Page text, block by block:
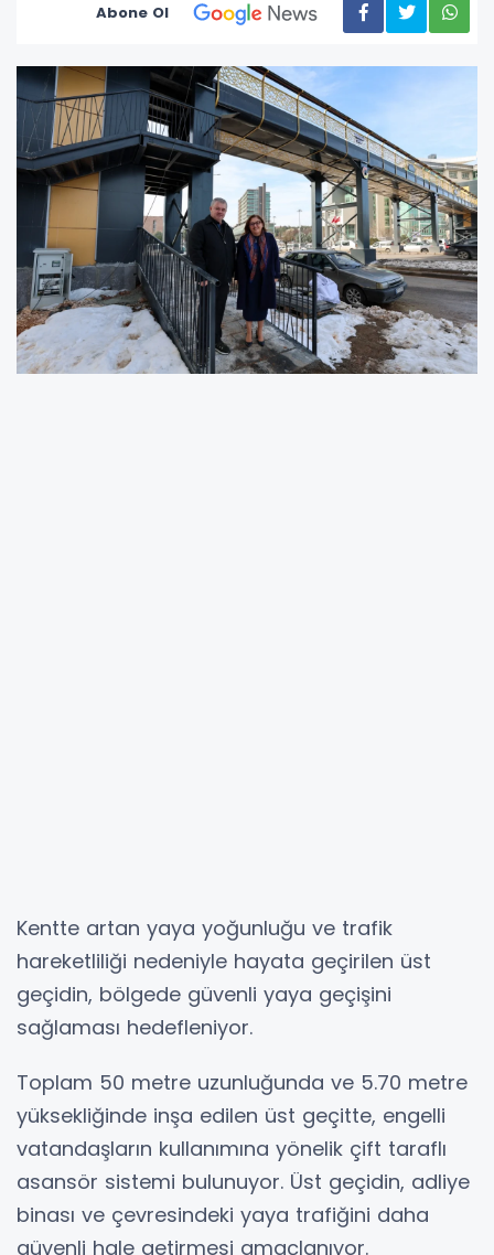
Abone Ol
Kentte artan yaya yoğunluğu ve trafik
hareketliliği nedeniyle hayata geçirilen üst
geçidin, bölgede güvenli yaya geçişini
sağlaması hedefleniyor.
Toplam 50 metre uzunluğunda ve 5.70 metre
yüksekliğinde inşa edilen üst geçitte, engelli
vatandaşların kullanımına yönelik çift taraflı
asansör sistemi bulunuyor. Üst geçidin, adliye
binası ve çevresindeki yaya trafiğini daha
güvenli hale getirmesi amaçlanıyor.